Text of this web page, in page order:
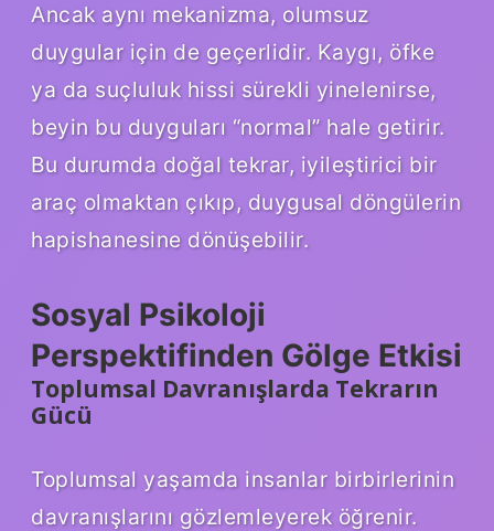
Ancak aynı mekanizma, olumsuz
duygular için de geçerlidir. Kaygı, öfke
ya da suçluluk hissi sürekli yinelenirse,
beyin bu duyguları “normal” hale getirir.
Bu durumda doğal tekrar, iyileştirici bir
araç olmaktan çıkıp, duygusal döngülerin
hapishanesine dönüşebilir.
Sosyal Psikoloji
Perspektifinden Gölge Etkisi
Toplumsal Davranışlarda Tekrarın
Gücü
Toplumsal yaşamda insanlar birbirlerinin
davranışlarını gözlemleyerek öğrenir.